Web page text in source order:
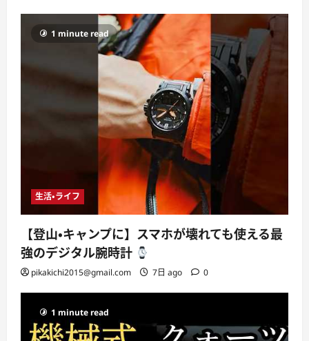
1 minute read
生活・ライフ
【登山・キャンプに】スマホが壊れても使える最
強のデジタル腕時計
pikakichi2015@gmail.com 7日 ago 0
1 minute read